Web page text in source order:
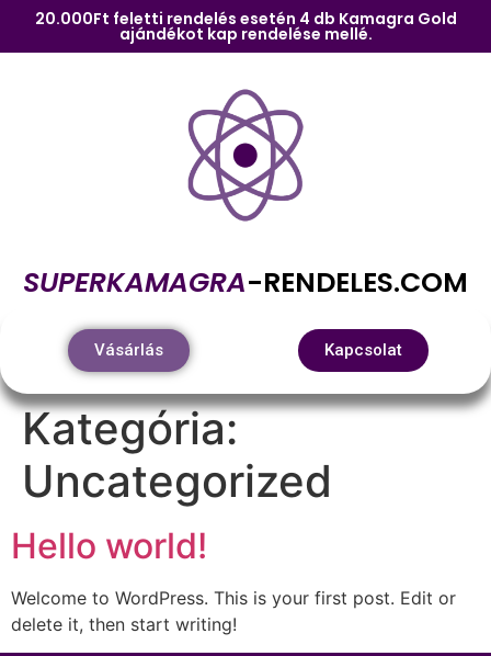
20.000Ft feletti rendelés esetén 4 db Kamagra Gold
ajándékot kap rendelése mellé.
SUPERKAMAGRA-RENDELES.COM
Vásárlás Kapcsolat
Kategória:
Uncategorized
Hello world!
Welcome to WordPress. This is your first post. Edit or
delete it, then start writing!